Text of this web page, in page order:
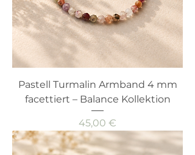
Pastell Turmalin Armband 4 mm
facettiert – Balance Kollektion
Preis
45,00 €